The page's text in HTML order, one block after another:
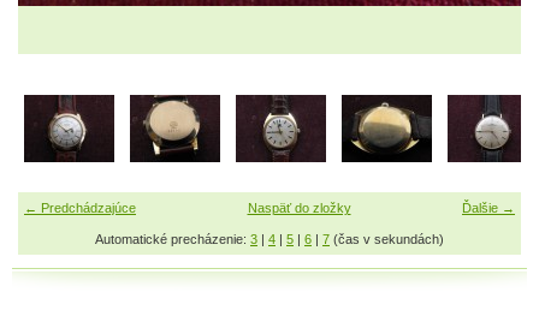
← Predchádzajúce Ďalšie →
Naspäť do zložky
Automatické precházenie: 3 | 4 | 5 | 6 | 7 (čas v sekundách)